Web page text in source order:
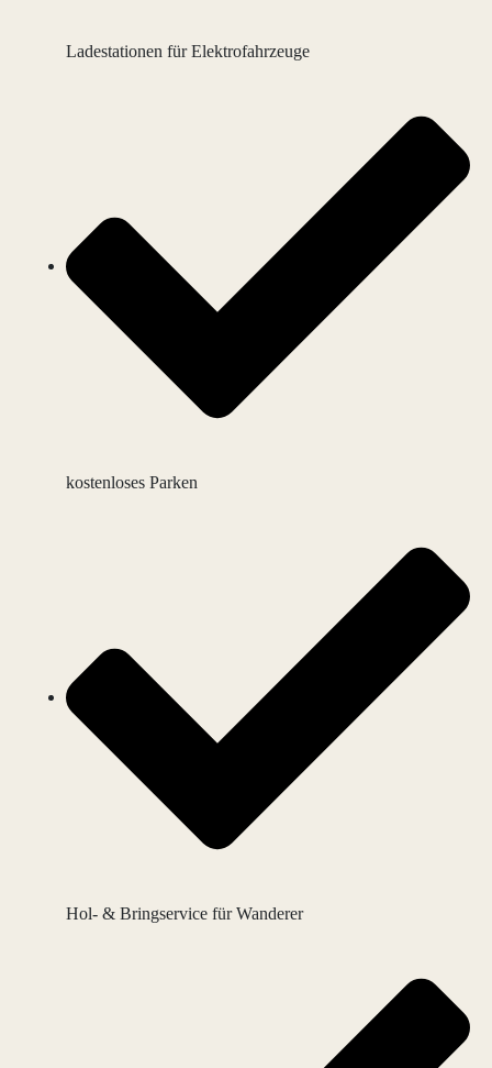
Ladestationen für Elektrofahrzeuge
kostenloses Parken
Hol- & Bringservice für Wanderer